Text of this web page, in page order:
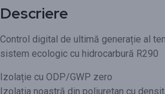
Descriere
Control digital de ultimă generație al
sistem ecologic cu hidrocarbură R290
Izolație cu ODP/GWP zero
Izolația noastră din poliuretan cu